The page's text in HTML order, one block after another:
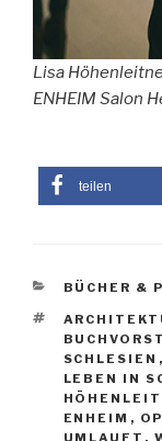
Lisa
ENHEIM Salon
teilen
BÜCHER &
SCHLESIEN ,
LEBEN IN
ENHEIM ,
UMLAUFT ,